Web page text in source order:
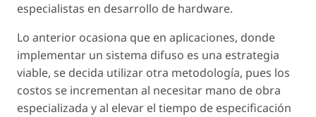
especialistas en desarrollo de hardware.
Lo anterior ocasiona que en aplicaciones, donde
implementar un sistema difuso es una estrategia
viable, se decida utilizar otra metodología, pues los
costos se incrementan al necesitar mano de obra
especializada y al elevar el tiempo de especificación